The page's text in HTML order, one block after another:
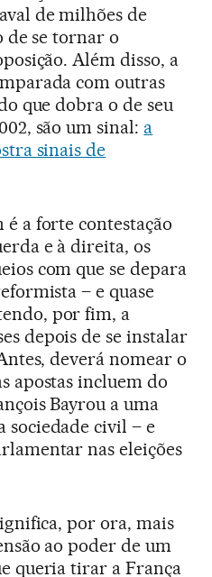
de milhões de
de se tornar o
Além disso, a
com outras
que dobra o de seu
são um sinal: a
sinais de
a forte contestação
e à direita, os
com que se depara
– e quase
por fim, a
depois de se instalar
deverá nomear o
apostas incluem do
Bayrou a uma
sociedade civil – e
nas eleições
por ora, mais
ao poder de um
queria tirar a França